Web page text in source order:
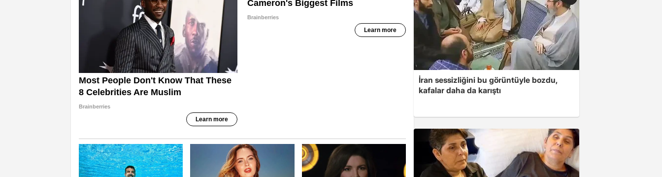
İran sessizliğini bu görüntüyle bozdu,
kafalar daha da karıştı